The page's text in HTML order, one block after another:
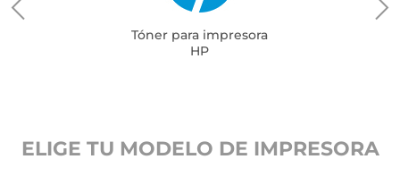
Tóner para impresora
HP
ELIGE TU MODELO DE IMPRESORA